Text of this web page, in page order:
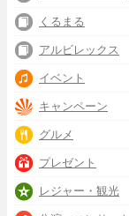
くるまる
アルビレックス
イベント
キャンペーン
グルメ
プレゼント
レジャー・観光